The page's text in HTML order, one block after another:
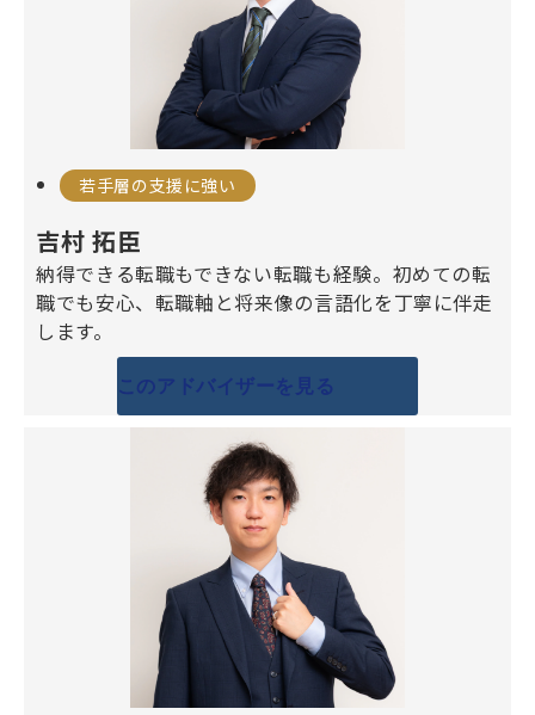
若手層の支援に強い
吉村 拓臣
納得できる転職もできない転職も経験。初めての転
職でも安心、転職軸と将来像の言語化を丁寧に伴走
します。
このアドバイザーを見る